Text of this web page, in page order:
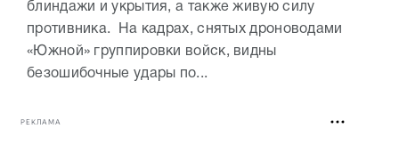
блиндажи и укрытия, а также живую силу
противника. На кадрах, снятых дроноводами
«Южной» группировки войск, видны
безошибочные удары по...
РЕКЛАМА